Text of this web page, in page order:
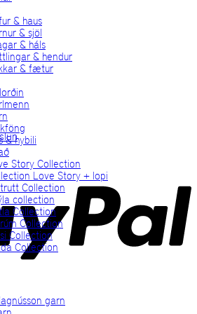
& haus
& sjöl
& háls
& hendur
& fætur
& hybili
Story Collection
Love Story + lopi
Collection
collection
Collection
Collection
Collection
Collection
garn